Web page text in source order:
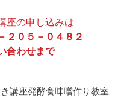
座の申し込みは
２０５－０４８２
合わせまで
講座発酵食味噌作り教室